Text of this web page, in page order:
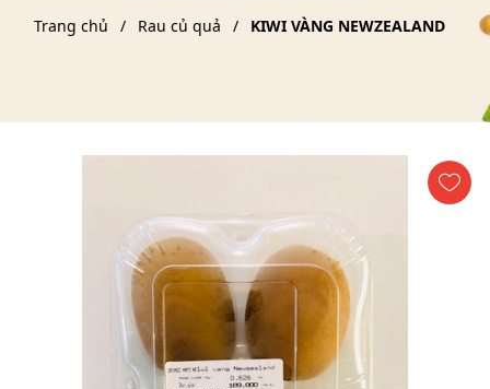
Trang chủ Rau củ quả KIWI VÀNG NEWZEALAND